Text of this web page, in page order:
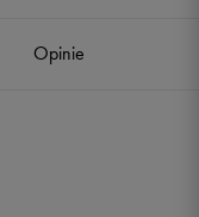
Opinie